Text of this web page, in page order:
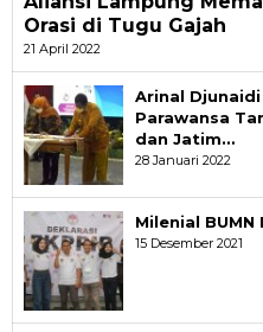
Orasi di Tugu Gajah
21 April 2022
Arinal
Parawansa
dan Jatim…
28 Januari 2022
Milenial BUMN
15 Desember 2021